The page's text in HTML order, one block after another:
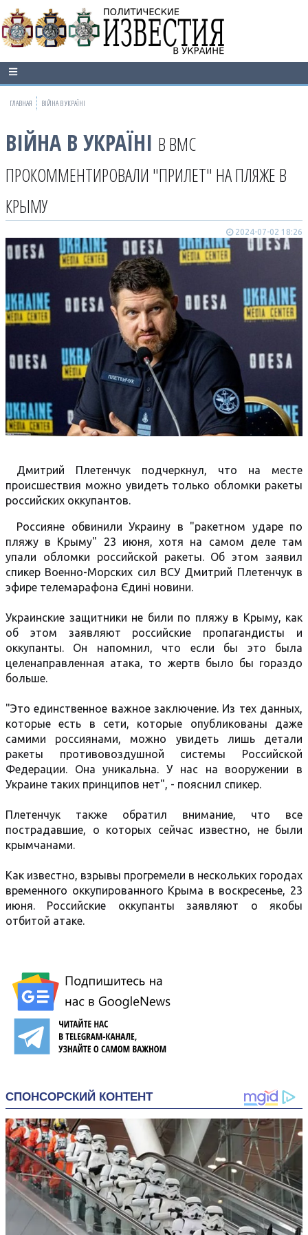
ГЛАВНАЯ ВІЙНА В УКРАЇНІ
ВІЙНА В УКРАЇНІ В ВМС
ПРОКОММЕНТИРОВАЛИ "ПРИЛЕТ" НА ПЛЯЖЕ В
КРЫМУ
2024-07-02 18:26
Дмитрий Плетенчук подчеркнул, что на месте
происшествия можно увидеть только обломки ракеты
российских оккупантов.
Россияне обвинили Украину в "ракетном ударе по
пляжу в Крыму" 23 июня, хотя на самом деле там
упали обломки российской ракеты. Об этом заявил
спикер Военно-Морских сил ВСУ Дмитрий Плетенчук в
эфире телемарафона Єдині новини.
Украинские защитники не били по пляжу в Крыму, как
об этом заявляют российские пропагандисты и
оккупанты. Он напомнил, что если бы это была
целенаправленная атака, то жертв было бы гораздо
больше.
"Это единственное важное заключение. Из тех данных,
которые есть в сети, которые опубликованы даже
самими россиянами, можно увидеть лишь детали
ракеты противовоздушной системы Российской
Федерации. Она уникальна. У нас на вооружении в
Украине таких принципов нет", - пояснил спикер.
Плетенчук также обратил внимание, что все
пострадавшие, о которых сейчас известно, не были
крымчанами.
Как известно, взрывы прогремели в нескольких городах
временного оккупированного Крыма в воскресенье, 23
июня. Российские оккупанты заявляют о якобы
отбитой атаке.